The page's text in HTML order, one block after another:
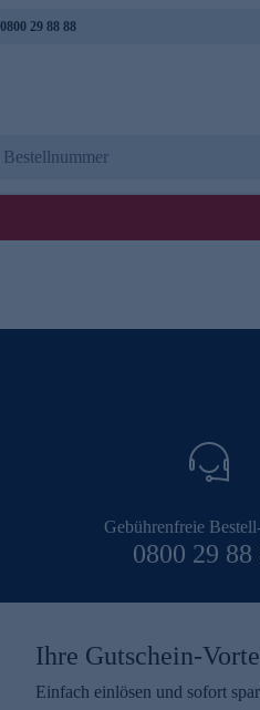
29 88 88
Gebührenfreie
0800 29 88
Ihre Gutschein-
Einfach einlösen und sofort